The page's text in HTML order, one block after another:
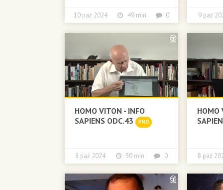
10 paź 2024 49 min 0 9 paź
HOMO VITON - INFO
SAPIENS ODC.43
PRO
8 paź 2024 50 min 0
HOMO
8 paź